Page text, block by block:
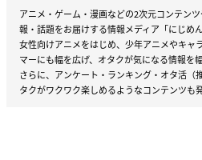
アニメ・ゲーム・漫画などの2次元コンテン
報・話題をお届けする情報メディア「にじめん
女性向けアニメをはじめ、少年アニメやキャ
マーにも幅を広げ、オタクが気になる情報を
さらに、アンケート・ランキング・オタ活（
タクがワクワク楽しめるようなコンテンツも